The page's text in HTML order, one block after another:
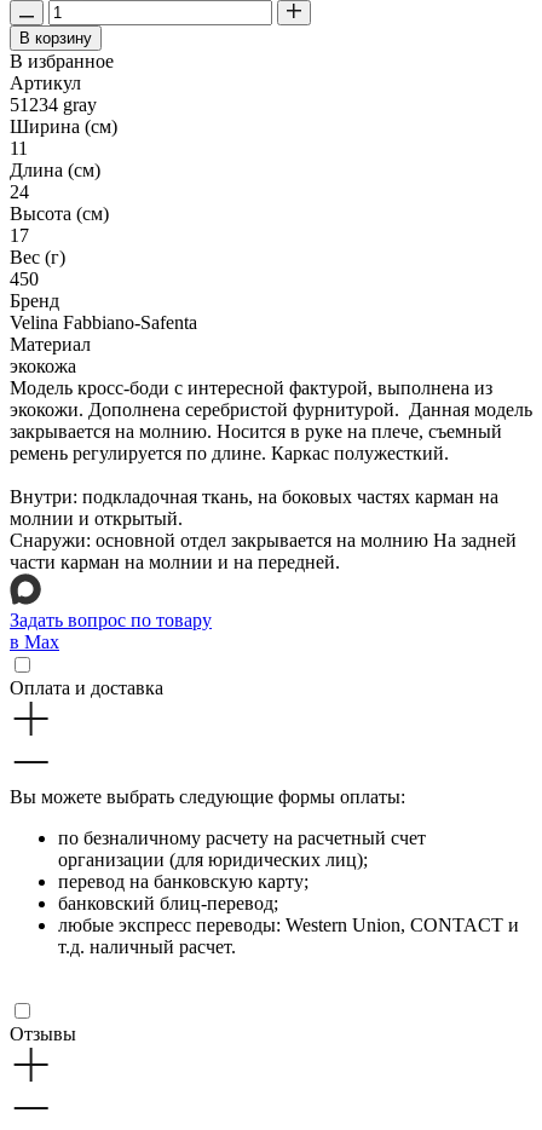
В корзину
В избранное
Артикул
51234 gray
Ширина (см)
11
Длина (см)
24
Высота (см)
17
Вес (г)
450
Бренд
Velina Fabbiano-Safenta
Материал
экокожа
Модель кросс-боди с интересной фактурой, выполнена из
экокожи. Дополнена серебристой фурнитурой. Данная модель
закрывается на молнию. Носится в руке на плече, съемный
ремень регулируется по длине. Каркас полужесткий.
Внутри: подкладочная ткань, на боковых частях карман на
молнии и открытый.
Снаружи: основной отдел закрывается на молнию На задней
части карман на молнии и на передней.
Задать вопрос по товару
в Max
Оплата и доставка
Вы можете выбрать следующие формы оплаты:
по безналичному расчету на расчетный счет
организации (для юридических лиц);
перевод на банковскую карту;
банковский блиц-перевод;
любые экспресс переводы: Western Union, CONTACT и
т.д. наличный расчет.
Отзывы